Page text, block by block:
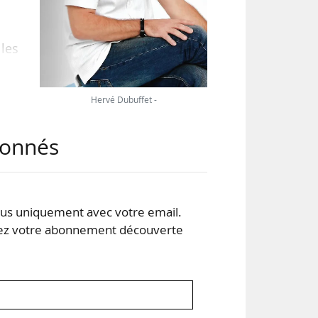
Hervé Dubuffet -
uniquement avec votre email.
votre abonnement découverte